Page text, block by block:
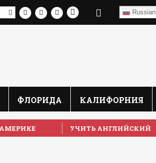
Russian
ФЛОРИДА КАЛИФОРНИЯ
УЧИТЬ АНГЛИЙСКИЙ